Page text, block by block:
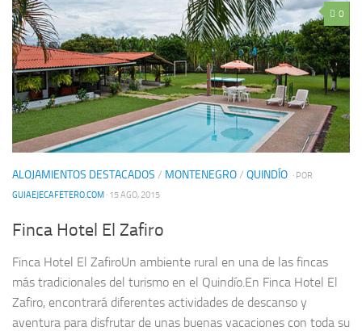
0
ALOJAMIENTOS DESTACADOS / MONTENEGRO/ QUINDÍO · POR
GUIAEJECAFETERO.COM · 15 AGO, 2015
Finca Hotel El Zafiro
Finca Hotel El ZafiroUn ambiente rural en una de las fincas
más tradicionales del turismo en el Quindío.En Finca Hotel El
Zafiro, encontrará diferentes actividades de descanso y
aventura para disfrutar de unas buenas vacaciones con toda su